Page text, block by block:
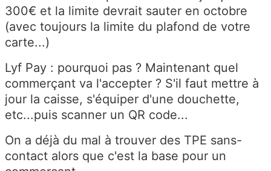
300€ et la limite devrait sauter en octobre
(avec toujours la limite du plafond de votre
carte...)
Lyf Pay : pourquoi pas ? Maintenant quel
commerçant va l'accepter ? S'il faut mettre à
jour la caisse, s'équiper d'une douchette,
etc...puis scanner un QR code...
On a déjà du mal à trouver des TPE sans-
contact alors que c'est la base pour un